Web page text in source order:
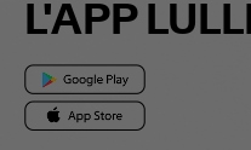
L'APP LULLI